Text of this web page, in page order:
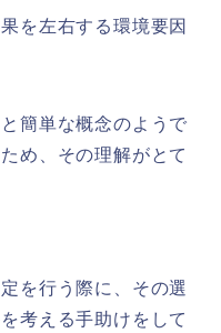
を左右する環境要因
簡単な概念のようで
め、その理解がとて
を行う際に、その選
考える手助けをして